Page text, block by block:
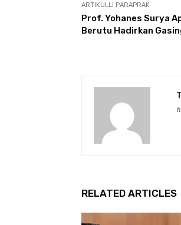
ARTIKULLI PARAPRAK
Prof. Yohanes Surya
Berutu Hadirkan
RELATED ARTICLES